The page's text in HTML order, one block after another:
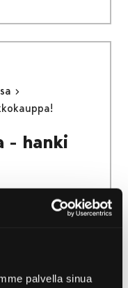
palvella sinua
- hanki